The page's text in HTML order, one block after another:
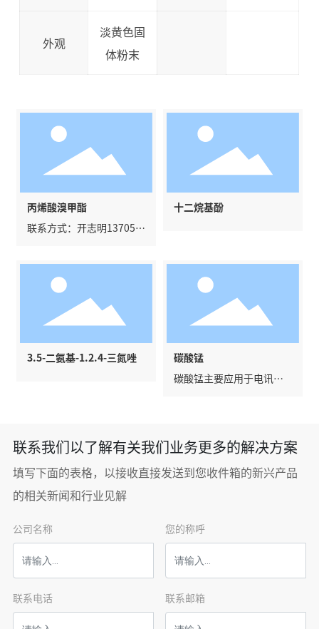
外观
淡黄色固
体粉末
丙烯酸溴甲酯
联系方式：开志明137056
十二烷基酚
3.5-二氨基-1.2.4-三氮唑
碳酸锰
碳酸锰主要应用于电讯器
剂、锰盐和催化剂制造的
原料。在肥料、医药、机
械零件和磷化处理中也需
要使用碳酸锰。农业用碳
联系我们以了解有关我们业务更多的解决方案
填写下面的表格，以接收直接发送到您收件箱的新兴产品
的相关新闻和行业见解
公司名称 您的称呼
联系电话 联系邮箱